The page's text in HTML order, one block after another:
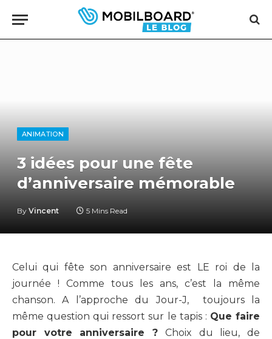
ANIMATION
3 idées pour une fête
d’anniversaire mémorable
By Vincent 5 Mins Read
Celui qui fête son anniversaire est LE roi de la
journée ! Comme tous les ans, c’est la même
chanson. A l’approche du Jour-J, toujours la
même question qui ressort sur le tapis : Que faire
pour votre anniversaire ? Choix du lieu, de